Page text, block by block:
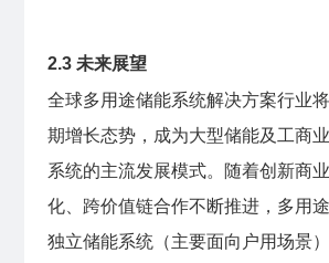
2.3 未来展望
全球多用途储能系统解决方案行业
期增长态势，成为大型储能及工商
系统的主流发展模式。随着创新商
化、跨价值链合作不断推进，多用
独立储能系统（主要面向户用场景